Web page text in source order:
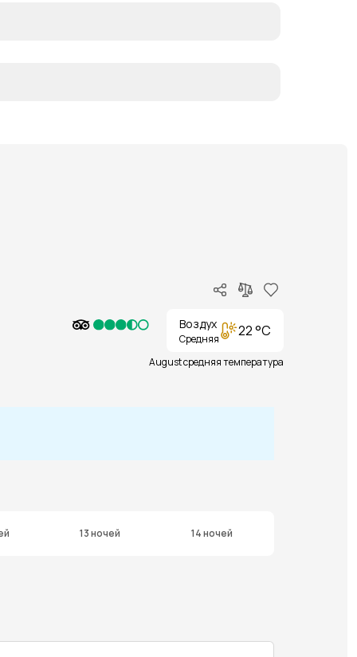
Воздух
Средняя 22 °C
August средняя температура
13 ночей 14 ночей